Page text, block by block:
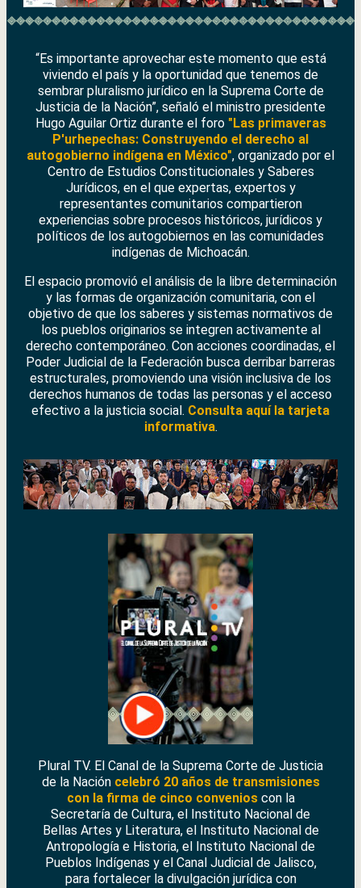
“Es importante aprovechar este momento que está
viviendo el país y la oportunidad que tenemos de
sembrar pluralismo jurídico en la Suprema Corte de
Justicia de la Nación”, señaló el ministro presidente
Hugo Aguilar Ortiz durante el foro "Las primaveras
P'urhepechas: Construyendo el derecho al
autogobierno indígena en México", organizado por el
Centro de Estudios Constitucionales y Saberes
Jurídicos, en el que expertas, expertos y
representantes comunitarios compartieron
experiencias sobre procesos históricos, jurídicos y
políticos de los autogobiernos en las comunidades
indígenas de Michoacán.
El espacio promovió el análisis de la libre determinación
y las formas de organización comunitaria, con el
objetivo de que los saberes y sistemas normativos de
los pueblos originarios se integren activamente al
derecho contemporáneo. Con acciones coordinadas, el
Poder Judicial de la Federación busca derribar barreras
estructurales, promoviendo una visión inclusiva de los
derechos humanos de todas las personas y el acceso
efectivo a la justicia social. Consulta aquí la tarjeta
informativa.
Plural TV. El Canal de la Suprema Corte de Justicia
de la Nación celebró 20 años de transmisiones
con la firma de cinco convenioscon la
Secretaría de Cultura, el Instituto Nacional de
Bellas Artes y Literatura, el Instituto Nacional de
Antropología e Historia, el Instituto Nacional de
Pueblos Indígenas y el Canal Judicial de Jalisco,
para fortalecer la divulgación jurídica con